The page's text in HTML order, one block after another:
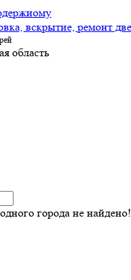
города не найдено!